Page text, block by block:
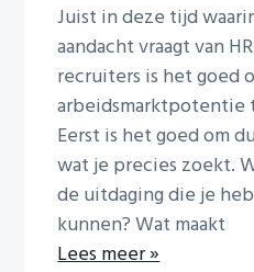
Juist in deze tijd
aandacht vraagt van
recruiters is het goed
arbeidsmarktpotentie
Eerst is het goed om
wat je precies zoekt.
de uitdaging die je
kunnen? Wat maakt
Lees meer »